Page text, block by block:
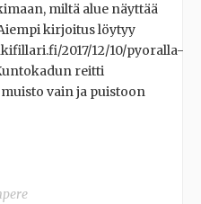
miltä alue näyttää
kirjoitus löytyy
2017/12/10/pyoralla-
reitti
vain ja puistoon